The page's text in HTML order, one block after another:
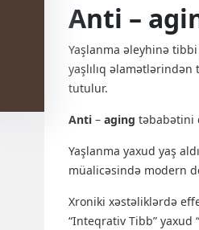
Anti –
Yaşlanma əleyhinə
yaşlılıq
tutulur.
Anti – aging təbabətini
Yaşlanma yaxud yaş
müalicəsində modern
Xroniki xəstəliklərdə
“Inteqrativ Tibb” yaxud